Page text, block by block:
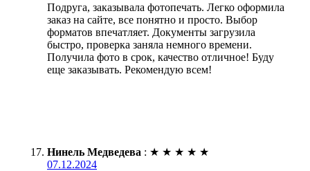
Подруга, заказывала фотопечать. Легко оформила
заказ на сайте, все понятно и просто. Выбор
форматов впечатляет. Документы загрузила
быстро, проверка заняла немного времени.
Получила фото в срок, качество отличное! Буду
еще заказывать. Рекомендую всем!
Нинель Медведева : ★ ★ ★ ★ ★
07.12.2024